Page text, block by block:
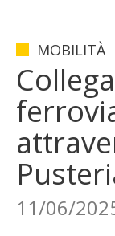
MOBILITÀ
11/06/